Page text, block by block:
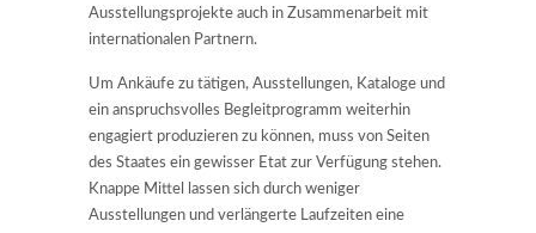
Ausstellungsprojekte auch in Zusammenarbeit mit
internationalen Partnern.
Um Ankäufe zu tätigen, Ausstellungen, Kataloge und
ein anspruchsvolles Begleitprogramm weiterhin
engagiert produzieren zu können, muss von Seiten
des Staates ein gewisser Etat zur Verfügung stehen.
Knappe Mittel lassen sich durch weniger
Ausstellungen und verlängerte Laufzeiten eine